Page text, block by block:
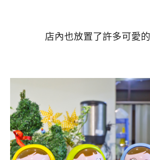
店內也放置了許多可愛